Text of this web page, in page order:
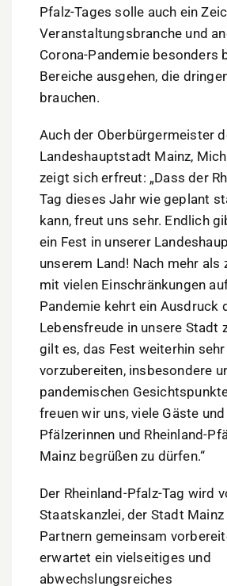
Pfalz-Tages solle auch ein
Veranstaltungsbranche und
Corona-Pandemie besonders
Bereiche ausgehen, die
brauchen.
Auch der Oberbürgermeister
Landeshauptstadt Mainz,
zeigt sich erfreut: „Dass der
Tag dieses Jahr wie geplant
kann, freut uns sehr. Endlich
ein Fest in unserer
unserem Land! Nach mehr als
mit vielen Einschränkungen
Pandemie kehrt ein Ausdruck
Lebensfreude in unsere Stadt
gilt es, das Fest weiterhin
vorzubereiten, insbesondere
pandemischen
freuen wir uns, viele Gäste
Pfälzerinnen und Rheinland-
Mainz begrüßen zu dürfen.“
Der Rheinland-Pfalz-Tag wird
Staatskanzlei, der Stadt
Partnern gemeinsam
erwartet ein vielseitiges und
abwechslungsreiches